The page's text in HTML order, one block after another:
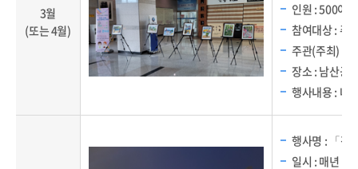
3월
(또는 4월)
인원 : 500여
참여대상 : 주
주관(주최) :
장소 : 남산공
행사내용 : 나
행사명 : 「강
일시 : 매년 10